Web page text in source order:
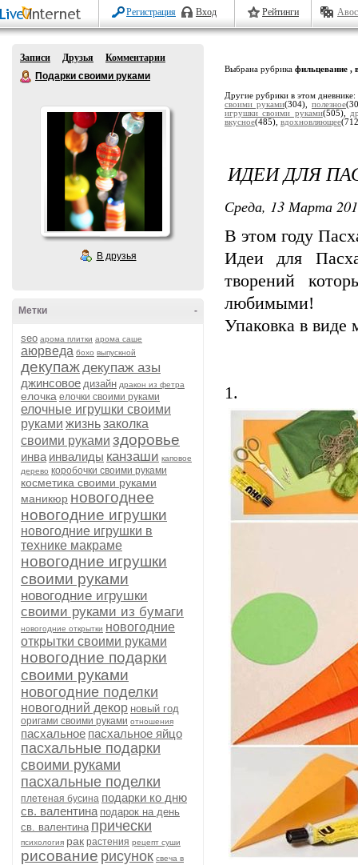
Регистрация Вход Рейтинги
Записи Друзья
Комментарии
Подарки своими руками
В друзья
-
Метки
seo арома плитки арома саше
аюрведа бохо выпускной
декупаждекупаж азы
джинсовое дизайн дракон из фетра
елочка елочки своими руками
елочные игрушки своими
руками жизньзаколка
своими руками здоровье
инва инвалиды канзаши каповое
дерево коробочки своими руками
косметика своими руками
маникюр новогоднее
новогодние игрушки
новогодние игрушки в
технике макраме
новогодние игрушки
своими руками
новогодние игрушки
своими руками из бумаги
новогодние открытки новогодние
открытки своими руками
новогодние подарки
своими руками
новогодние поделки
новогодний декор новый год
оригами своими руками отношения
пасхальное пасхальное яйцо
пасхальные подарки
своими руками
пасхальные поделки
плетеная бусина подарки ко дню
св. валентина подарок на день
св. валентина прически
психология рак растения рецепт суши
рисование рисунок свеча в
Выбрана рубрика фильцевание ,
Другие рубрики в этом дневнике:
своими руками(304), полезное
игрушки своими руками(505),
вкусное(485), вдохновляющее
ИДЕИ ДЛЯ
Среда, 13 Марта
В этом году
Идеи для
творений
любимыми!
Упаковка в виде
1.